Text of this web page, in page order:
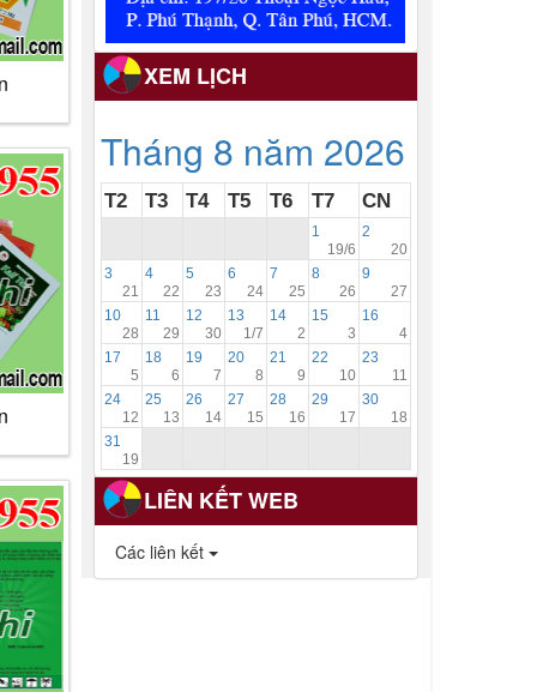
XEM LỊCH
Tháng 8 năm 2026
T2 T3 T4 T5 T6 T7 CN
1
19/6
2
20
3
21
4
22
5
23
6
24
7
25
8
26
9
27
10
28
11
29
12
30
13
1/7
14
2
15
3
16
4
17
5
18
6
19
7
20
8
21
9
22
10
23
11
24
12
25
13
26
14
27
15
28
16
29
17
30
18
31
19
LIÊN KẾT WEB
Các liên kết